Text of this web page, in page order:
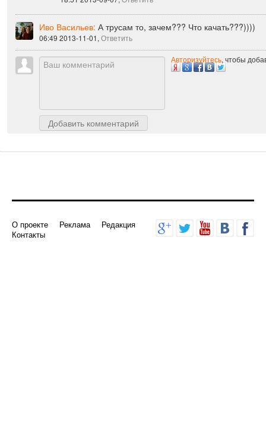
06:49 2013-11-01,Ответить